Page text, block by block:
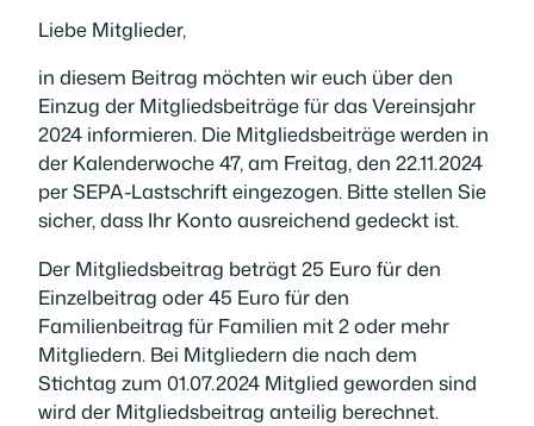
Liebe Mitglieder,
in diesem Beitrag möchten wir euch über den
Einzug der Mitgliedsbeiträge für das Vereinsjahr
2024 informieren. Die Mitgliedsbeiträge werden in
der Kalenderwoche 47, am Freitag, den 22.11.2024
per SEPA-Lastschrift eingezogen. Bitte stellen Sie
sicher, dass Ihr Konto ausreichend gedeckt ist.
Der Mitgliedsbeitrag beträgt 25 Euro für den
Einzelbeitrag oder 45 Euro für den
Familienbeitrag für Familien mit 2 oder mehr
Mitgliedern. Bei Mitgliedern die nach dem
Stichtag zum 01.07.2024 Mitglied geworden sind
wird der Mitgliedsbeitrag anteilig berechnet.